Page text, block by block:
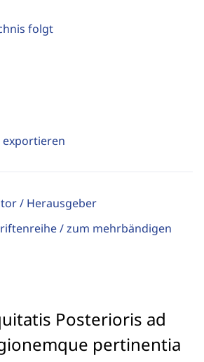
folgt
/ Herausgeber
/ zum mehrbändigen
Posterioris ad
pertinentia